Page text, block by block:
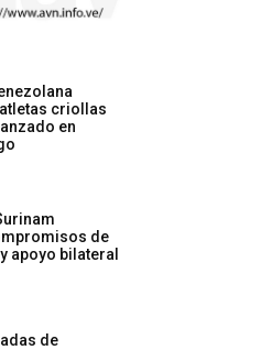
criollas
en
de
apoyo bilateral
de